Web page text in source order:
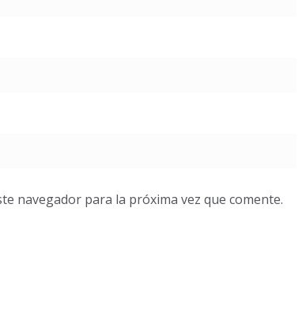
navegador para la próxima vez que comente.